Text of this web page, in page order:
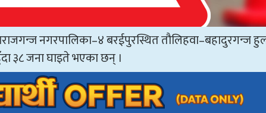
नगरपालिका–४ बरईपुरस्थित तौलिहवा–बहादुरगन्ज
३८ जना घाइते भएका छन् ।